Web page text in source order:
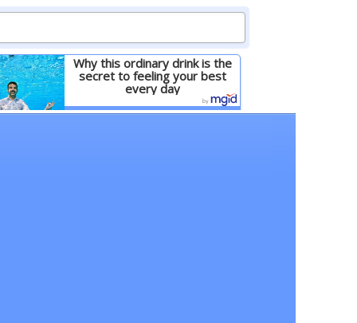
Why this ordinary drink is the
secret to feeling your best
every day
Детальніше